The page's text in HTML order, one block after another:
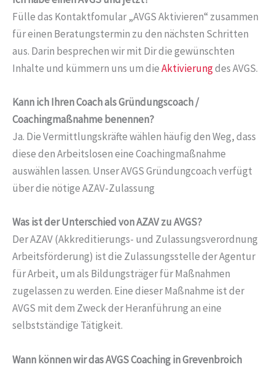
Fülle das Kontaktfomular „AVGS Aktivieren“ zusammen
für einen Beratungstermin zu den nächsten Schritten
aus. Darin besprechen wir mit Dir die gewünschten
Inhalte und kümmern uns um dieAktivierungdes AVGS.
Kann ich Ihren Coach als Gründungscoach /
Coachingmaßnahme benennen?
Ja. Die Vermittlungskräfte wählen häufig den Weg, dass
diese den Arbeitslosen eine Coachingmaßnahme
auswählen lassen. Unser AVGS Gründungcoach verfügt
über die nötige AZAV-Zulassung
Was ist der Unterschied von AZAV zu AVGS?
Der AZAV (Akkreditierungs- und Zulassungsverordnung
Arbeitsförderung) ist die Zulassungsstelle der Agentur
für Arbeit, um als Bildungsträger für Maßnahmen
zugelassen zu werden. Eine dieser Maßnahme ist der
AVGS mit dem Zweck der Heranführung an eine
selbstständige Tätigkeit.
Wann können wir das AVGS Coaching in Grevenbroich